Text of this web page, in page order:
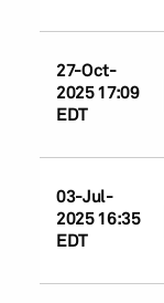
27-Oct-
2025 17:09
EDT
03-Jul-
2025 16:35
EDT